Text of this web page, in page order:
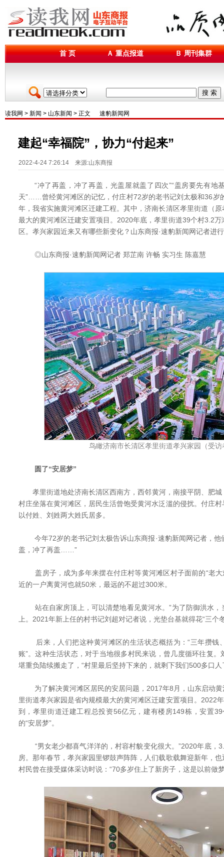
首 页 Ａ 重点报道 Ｂ 周刊集群
搜 索
读我网 > 新闻 > 山东新闻 > 正文 速豹新闻网
建起“幸福院”，协力“付起来”
2022-4-24 7:26:14 来源:山东商报
“冲了再盖，冲了再盖，光盖屋就盖了四次”“盖房要先有地
天”……曾经黄河滩区的记忆，付庄村72岁的老书记刘太极和36岁
年，我省实施黄河滩区迁建工程。其中，济南长清区孝里街道（
最大的黄河滩区迁建安置项目。2020年底，孝里街道39个村3.2
区。孝兴家园近来又有哪些新变化？山东商报·速豹新闻网记者进
◎山东商报·速豹新闻网记者 郑芷南 许畅 实习生 陈嘉慧
鸟瞰济南市长清区孝里街道孝兴家园（受访
圆了“安居梦”
孝里街道地处济南长清区西南方，西邻黄河，南接平阴、肥城
村庄坐落在黄河滩区，居民生活曾饱受黄河水泛滥的侵扰。付庄
以付姓、刘姓两大姓氏居多。
今年72岁的老书记刘太极告诉山东商报·速豹新闻网记者，他
盖，冲了再盖……”
盖房子，成为多年来摆在付庄村等黄河滩区村子面前的“老大
近的一户离黄河也就50米，最远的不超过300米。
站在自家房顶上，可以清楚地看见黄河水。”为了防御洪水，
上。2021年新上任的村书记刘超对记者说，光垫台基就得花“三个
后来，人们把这种黄河滩区的生活状态概括为：“三年攒钱
账”。这种生活状态，对于当地很多村民来说，曾几度循环往复
堪重负陆续搬走了，“村里最后坚持下来的，就剩下我们500多口人
为了解决黄河滩区居民的安居问题，2017年8月，山东启动黄
里街道孝兴家园是省内规模最大的黄河滩区迁建安置项目。2022
到，孝里街道迁建工程总投资56亿元，建有楼房149栋，安置
的“安居梦”。
“男女老少都喜气洋洋的，村容村貌变化很大。”2020年底，
房。那年春节，孝兴家园里锣鼓声阵阵，人们载歌载舞迎新年，
村民曾在接受媒体采访时说：“70多岁住上了新房子，这是以前做